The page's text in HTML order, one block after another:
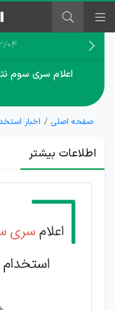
اعلام سری سوم
صفحه اصلی اخبار
اطلاعات بیشتر